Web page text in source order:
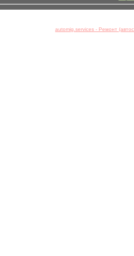
automig.services - Ремонт